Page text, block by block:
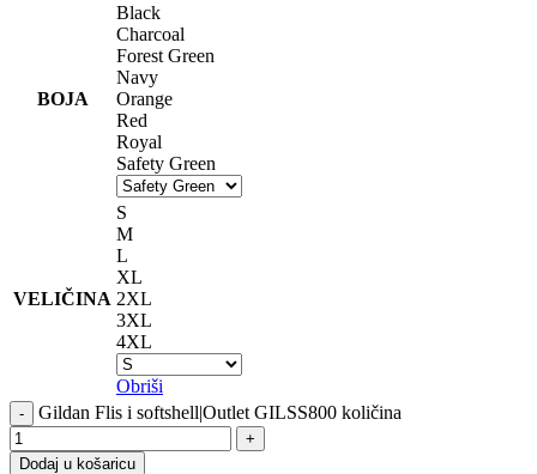
BOJA
Black
Charcoal
Forest Green
Navy
Orange
Red
Royal
Safety Green
VELIČINA
S
M
L
XL
2XL
3XL
4XL
Obriši
Gildan Flis i softshell|Outlet GILSS800 količina
Dodaj u košaricu